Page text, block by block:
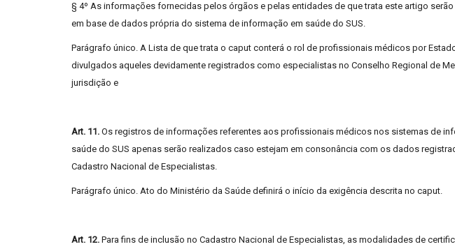
§ 4º As informações fornecidas pelos órgãos e pelas entidades de que trata este artigo
em base de dados própria do sistema de informação em saúde do SUS.
Parágrafo único. A Lista de que trata o caput conterá o rol de profissionais médicos por
divulgados aqueles devidamente registrados como especialistas no Conselho Regional de
jurisdição e
Art. 11. Os registros de informações referentes aos profissionais médicos nos sistemas de
saúde do SUS apenas serão realizados caso estejam em consonância com os dados
Cadastro Nacional de Especialistas.
Parágrafo único. Ato do Ministério da Saúde definirá o início da exigência descrita no caput.
Art. 12. Para fins de inclusão no Cadastro Nacional de Especialistas, as modalidades de